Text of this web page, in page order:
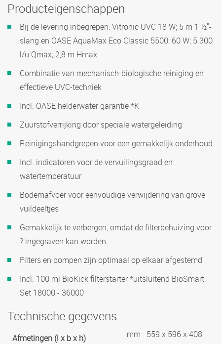
Producteigenschappen
Bij de levering inbegrepen: Vitronic UVC 18 W; 5 m 1 ½"-
slang en OASE AquaMax Eco Classic 5500: 60 W; 5.300
l/u Qmax; 2,8 m Hmax
Combinatie van mechanisch-biologische reiniging en
effectieve UVC-techniek
Incl. OASE helderwater garantie *K
Zuurstofverrijking door speciale watergeleiding
Reinigingshandgrepen voor een gemakkelijk onderhoud
Incl. indicatoren voor de vervuilingsgraad en
watertemperatuur
Bodemafvoer voor eenvoudige verwijdering van grove
vuildeeltjes
Gemakkelijk te verbergen, omdat de filterbehuizing voor
? ingegraven kan worden
Filters en pompen zijn optimaal op elkaar afgestemd
Incl. 100 ml BioKick filterstarter *uitsluitend BioSmart
Set 18000 - 36000
Technische gegevens
Afmetingen (l x b x h) mm 559 x 596 x 408